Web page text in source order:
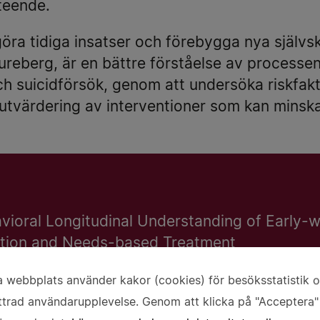
tidiga insatser och förebygga nya
är en bättre förståelse av
suicidförsök, genom att undersöka
av interventioner som kan
Longitudinal Understanding of Early-
and Needs-based Treatment
webbplats använder kakor (cookies) för besöksstatistik
användarupplevelse. Genom att klicka på "Acceptera"